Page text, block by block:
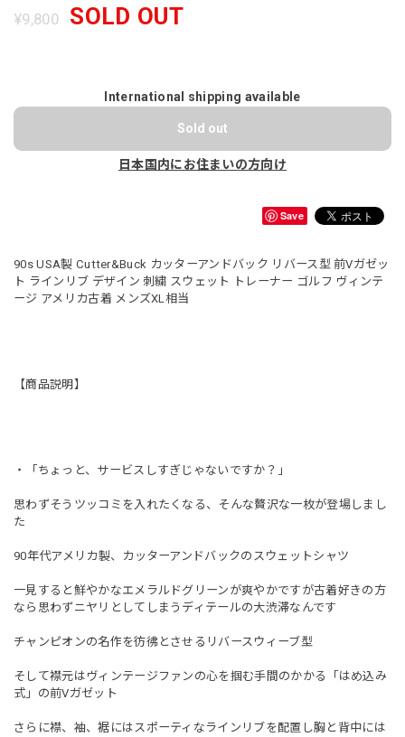
¥9,800 SOLD OUT
International shipping available
Sold out
日本国内にお住まいの方向け
Save
90s USA製 Cutter&Buck カッターアンドバック リバース型 前Vガゼッ
ト ラインリブ デザイン 刺繍 スウェット トレーナー ゴルフ ヴィンテ
ージ アメリカ古着 メンズXL相当
【商品説明】
・「ちょっと、サービスしすぎじゃないですか？」
思わずそうツッコミを入れたくなる、そんな贅沢な一枚が登場しまし
た
90年代アメリカ製、カッターアンドバックのスウェットシャツ
一見すると鮮やかなエメラルドグリーンが爽やかですが古着好きの方
なら思わずニヤリとしてしまうディテールの大渋滞なんです
チャンピオンの名作を彷彿とさせるリバースウィーブ型
そして襟元はヴィンテージファンの心を掴む手間のかかる「はめ込み
式」の前Vガゼット
さらに襟、袖、裾にはスポーティなラインリブを配置し胸と背中には